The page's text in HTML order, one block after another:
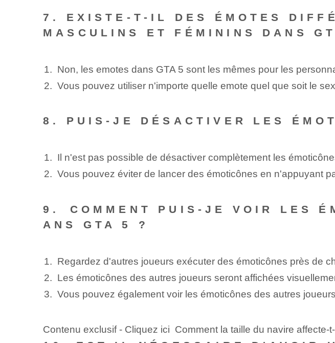
7.‌ EXISTE-T-IL DES ÉMOTES
MASCULINS ET FÉMININS DANS
Non, les emotes dans GTA 5 sont les mêmes pour les
Vous pouvez utiliser n'importe quelle emote quel que soit le
8. PUIS-JE DÉSACTIVER LES
Il n'est pas possible de désactiver complètement les
Vous pouvez éviter de lancer des émoticônes en n'appuyant
9.⁣ COMMENT PUIS-JE VOIR LES
ANS GTA 5 ?
Regardez d'autres joueurs exécuter des émoticônes près de
Les émoticônes des autres joueurs seront affichées
Vous pouvez également voir les émoticônes des autres
Contenu exclusif - Cliquez ici Comment la taille du navire affecte-